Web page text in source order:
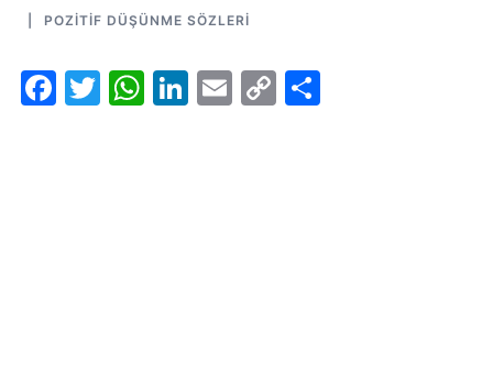
POZITIF DÜŞÜNME SÖZLERI
Facebook
Twitter
WhatsApp
LinkedIn
Email
Copy